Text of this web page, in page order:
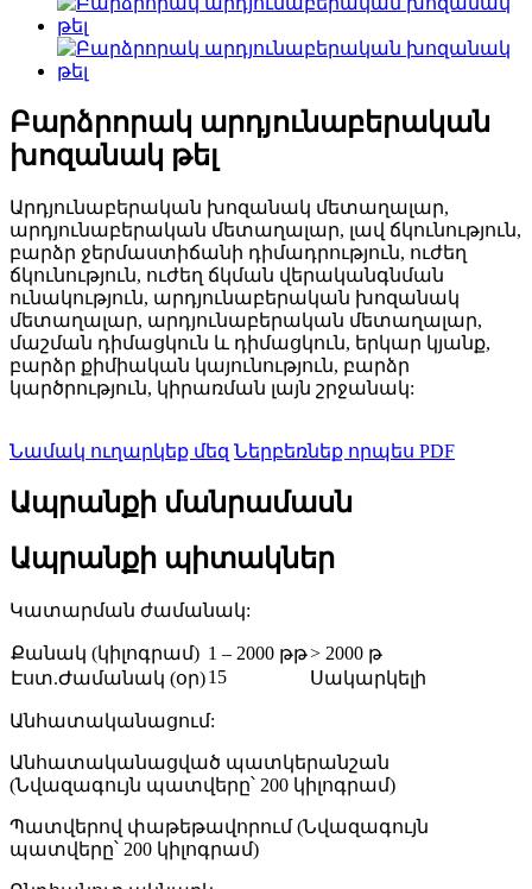
Բարձրորակ արդյունաբերական
խոզանակ թել
Արդյունաբերական խոզանակ մետաղալար,
արդյունաբերական մետաղալար, լավ ճկունություն,
բարձր ջերմաստիճանի դիմադրություն, ուժեղ
ճկունություն, ուժեղ ճկման վերականգնման
ունակություն, արդյունաբերական խոզանակ
մետաղալար, արդյունաբերական մետաղալար,
մաշման դիմացկուն և դիմացկուն, երկար կյանք,
բարձր քիմիական կայունություն, բարձր
կարծրություն, կիրառման լայն շրջանակ:
Նամակ ուղարկեք մեզ Ներբեռնեք որպես PDF
Ապրանքի մանրամասն
Ապրանքի պիտակներ
Կատարման ժամանակ:
Քանակ (կիլոգրամ) 1 – 2000 թթ> 2000 թ
Էստ.Ժամանակ (օր)15 Սակարկելի
Անհատականացում:
Անհատականացված պատկերանշան
(Նվազագույն պատվերը՝ 200 կիլոգրամ)
Պատվերով փաթեթավորում (Նվազագույն
պատվերը՝ 200 կիլոգրամ)